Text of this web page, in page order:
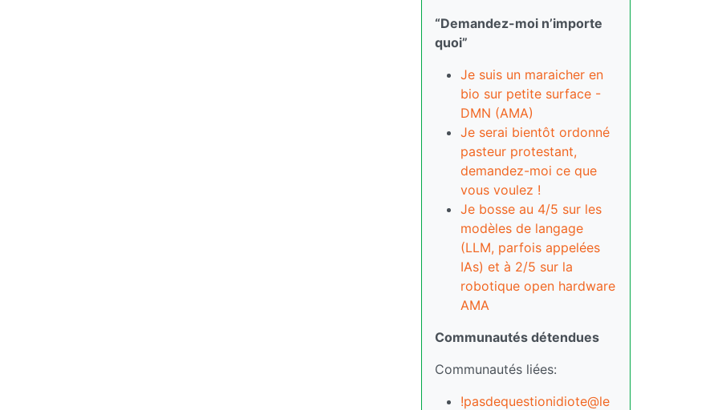
“Demandez-moi n’importe
quoi”
Je suis un maraicher en
bio sur petite surface -
DMN (AMA)
Je serai bientôt ordonné
pasteur protestant,
demandez-moi ce que
vous voulez !
Je bosse au 4/5 sur les
modèles de langage
(LLM, parfois appelées
IAs) et à 2/5 sur la
robotique open hardware
AMA
Communautés détendues
Communautés liées:
!pasdequestionidiote@le